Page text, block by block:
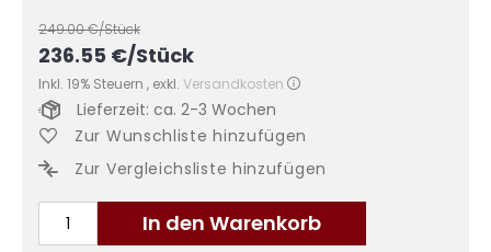
249.00€/Stück
236.55 €/Stück
Inkl. 19% Steuern , exkl. Versandkosten
In den Warenkorb
Lieferzeit: ca. 2-3 Wochen
Zur Wunschliste hinzufügen
Zur Vergleichsliste hinzufügen